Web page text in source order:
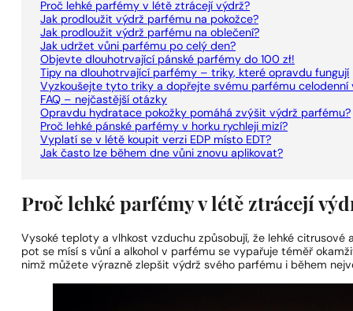
Proč lehké parfémy v létě ztrácejí výdrž?
Jak prodloužit výdrž parfému na pokožce?
Jak prodloužit výdrž parfému na oblečení?
Jak udržet vůni parfému po celý den?
Objevte dlouhotrvající pánské parfémy do 100 zł!
Tipy na dlouhotrvající parfémy – triky, které opravdu fungují
Vyzkoušejte tyto triky a dopřejte svému parfému celodenní
FAQ – nejčastější otázky
Opravdu hydratace pokožky pomáhá zvýšit výdrž parfému?
Proč lehké pánské parfémy v horku rychleji mizí?
Vyplatí se v létě koupit verzi EDP místo EDT?
Jak často lze během dne vůni znovu aplikovat?
Proč lehké parfémy v létě ztrácejí
Vysoké teploty a vlhkost vzduchu způsobují, že lehké citrusové
pot se mísí s vůní a alkohol v parfému se vypařuje téměř
nimž můžete výrazně zlepšit výdrž svého parfému i během